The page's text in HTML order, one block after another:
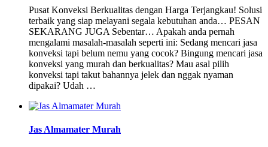
Pusat Konveksi Berkualitas dengan Harga Terjangkau! Solusi
terbaik yang siap melayani segala kebutuhan anda… PESAN
SEKARANG JUGA Sebentar… Apakah anda pernah
mengalami masalah-masalah seperti ini: Sedang mencari jasa
konveksi tapi belum nemu yang cocok? Bingung mencari jasa
konveksi yang murah dan berkualitas? Mau asal pilih
konveksi tapi takut bahannya jelek dan nggak nyaman
dipakai? Udah …
Jas Almamater Murah